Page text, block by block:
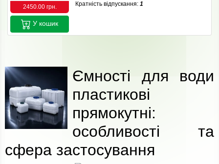
2450.00 грн.
Кратність відпускання: 1
У кошик
Ємності для води
пластикові
прямокутні:
особливості та
сфера застосування